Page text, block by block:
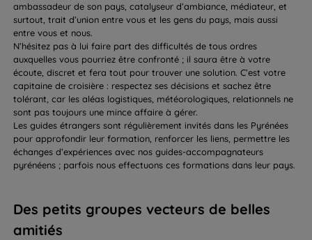
ambassadeur de son pays, catalyseur d’ambiance, médiateur, et
surtout, trait d’union entre vous et les gens du pays, mais aussi
entre vous et nous.
N’hésitez pas à lui faire part des difficultés de tous ordres
auxquelles vous pourriez être confronté ; il saura être à votre
écoute, discret et fera tout pour trouver une solution. C’est votre
capitaine de croisière : respectez ses décisions et sachez être
tolérant, car les aléas logistiques, météorologiques, relationnels ne
sont pas toujours une mince affaire à gérer.
Les guides étrangers sont régulièrement invités dans les Pyrénées
pour approfondir leur formation, renforcer les liens, permettre les
échanges d’expériences avec nos guides-accompagnateurs
pyrénéens ; parfois nous effectuons ces formations dans leur pays.
Des petits groupes vecteurs de belles
amitiés